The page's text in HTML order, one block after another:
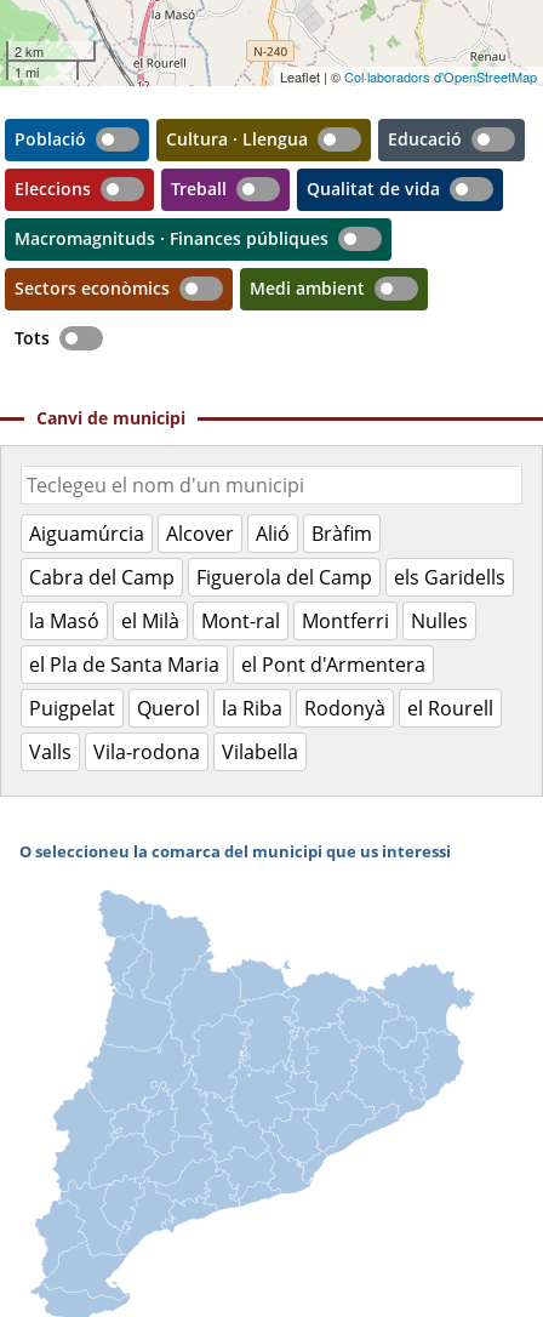
2 km
1 mi
Leaflet | ©Col·laboradors d'OpenStreetMap
Població Cultura · Llengua Educació
Eleccions Treball Qualitat de vida
Macromagnituds · Finances públiques
Sectors econòmics Medi ambient
Tots
Canvi de municipi
Aiguamúrcia Alcover Alió
Bràfim
Cabra del Camp
Figuerola del Camp
els Garidells
la Masó
el Milà Mont-ral Montferri
Nulles
el Pla de Santa Maria
el Pont d'Armentera
Puigpelat
Querol la Riba Rodonyà
el Rourell
Valls
Vila-rodona Vilabella